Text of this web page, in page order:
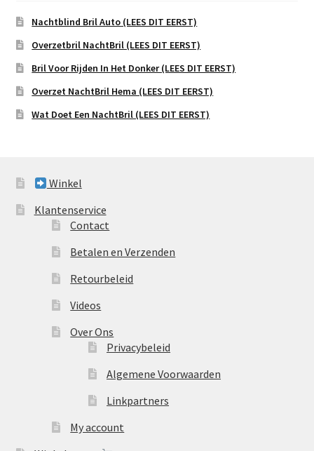
Nachtblind Bril Auto (LEES DIT EERST)
Overzetbril NachtBril (LEES DIT EERST)
Bril Voor Rijden In Het Donker (LEES DIT EERST)
Overzet NachtBril Hema (LEES DIT EERST)
Wat Doet Een NachtBril (LEES DIT EERST)
Winkel
Klantenservice
Contact
Betalen en Verzenden
Retourbeleid
Videos
Over Ons
Privacybeleid
Algemene Voorwaarden
Linkpartners
My account